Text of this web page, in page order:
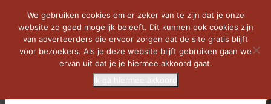
We gebruiken cookies om er zeker van te zijn dat je onze
website zo goed mogelijk beleeft. Dit kunnen ook cookies zijn
van adverteerders die ervoor zorgen dat de site gratis blijft
voor bezoekers. Als je deze website blijft gebruiken gaan we
ervan uit dat je je hiermee akkoord gaat.
Ik ga hiermee akkoord